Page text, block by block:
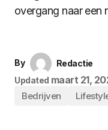
overgang naar een
By
Redactie
Updated maart 21,
Bedrijven